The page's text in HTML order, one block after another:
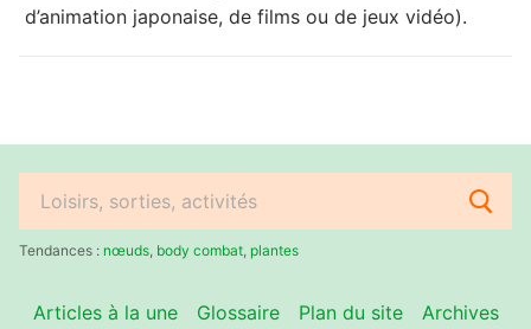
d’animation japonaise, de films ou de jeux vidéo).
Rechercher
:Tendances : nœuds body combat plantes
Articles à la une Glossaire Plan du site Archives